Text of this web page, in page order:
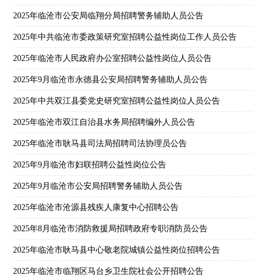
2025年临沧市公安局临翔分局招聘警务辅助人员公告
2025年中共临沧市委政策研究室招聘公益性岗位工作人员公告
2025年临沧市人民政府办公室招聘公益性岗位人员公告
2025年9月临沧市永德县公安局招聘警务辅助人员公告
2025年中共双江县委党史研究室招聘公益性岗位人员公告
2025年临沧市双江自治县水务局招聘编外人员公告
2025年临沧市耿马县司法局招聘司法协理员公告
2025年9月临沧市妇联招聘公益性岗位公告
2025年9月临沧市公安局招聘警务辅助人员公告
2025年临沧市沧源县残疾人康复中心招聘公告
2025年8月临沧市消防救援局招聘政府专职消防员公告
2025年临沧市耿马县中心敬老院城镇公益性岗位招聘公告
2025年临沧市临翔区马台乡卫生院社会公开招聘公告